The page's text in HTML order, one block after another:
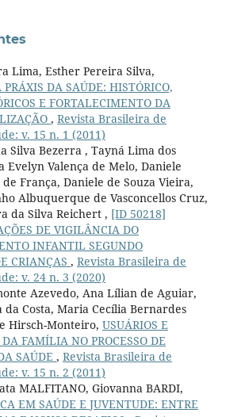
Lima, Esther Pereira Silva,
DA SAÚDE: HISTÓRICO,
E FORTALECIMENTO DA
, Revista Brasileira de
v. 15 n. 1 (2011)
Silva Bezerra , Tayná Lima dos
Evelyn Valença de Melo, Daniele
França, Daniele de Souza Vieira,
Albuquerque de Vasconcellos Cruz,
da Silva Reichert , [ID 50218]
DE VIGILÂNCIA DO
INFANTIL SEGUNDO
CRIANÇAS , Revista Brasileira de
v. 24 n. 3 (2020)
Azevedo, Ana Lílian de Aguiar,
da Costa, Maria Cecília Bernardes
Hirsch-Monteiro, USUÁRIOS E
FAMÍLIA NO PROCESSO DE
SAÚDE , Revista Brasileira de
v. 15 n. 2 (2011)
MALFITANO, Giovanna BARDI,
EM SAÚDE E JUVENTUDE: ENTRE